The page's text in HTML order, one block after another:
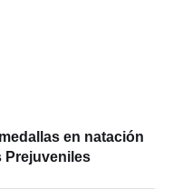
en natación
Prejuveniles